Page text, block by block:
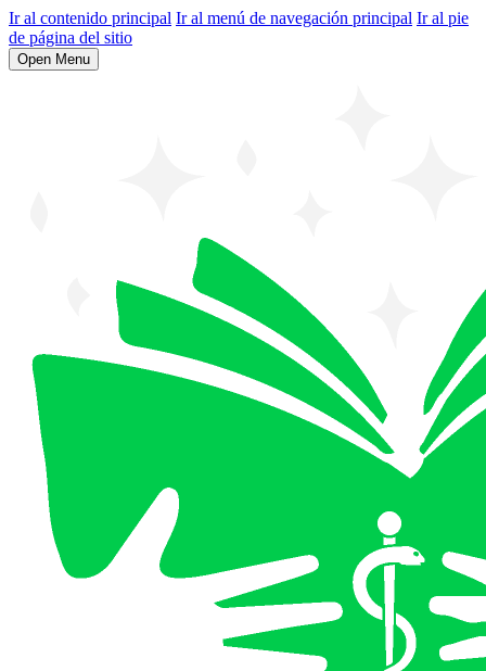
Ir al contenido principal Ir al menú de navegación principal Ir al pie
de página del sitio
Open Menu